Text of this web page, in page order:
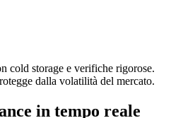
cold storage e verifiche rigorose.
dalla volatilità del mercato.
in tempo reale